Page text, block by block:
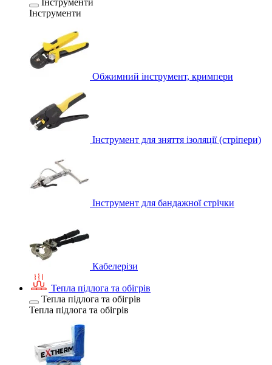
Інструменти
Інструменти
Обжимний інструмент, кримпери
Інструмент для зняття ізоляції (стріпери)
Інструмент для бандажної стрічки
Кабелерізи
Тепла підлога та обігрів
Тепла підлога та обігрів
Тепла підлога та обігрів